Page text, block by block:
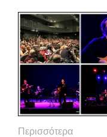
Περισσότερα